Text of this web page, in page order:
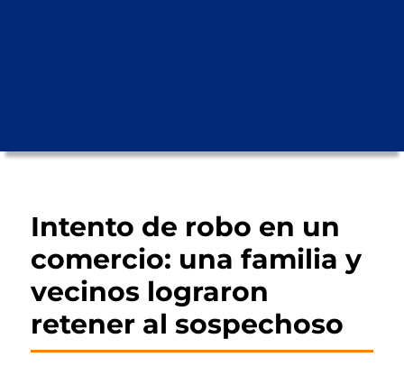
Intento de robo en un
comercio: una familia y
vecinos lograron
retener al sospechoso